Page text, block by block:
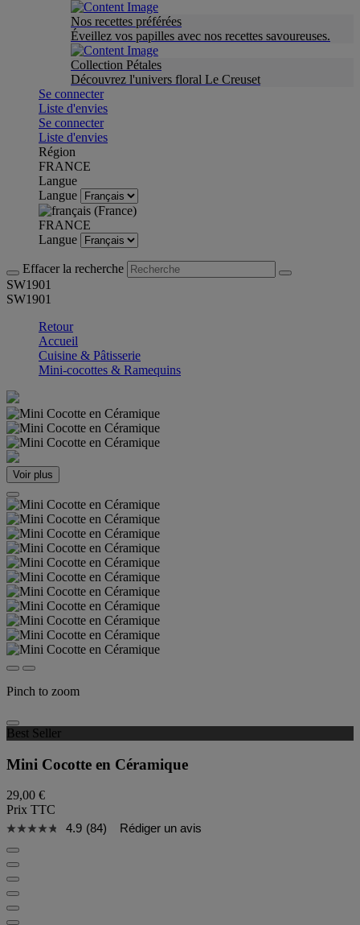
Nos recettes préférées
Éveillez vos papilles avec nos recettes savoureuses.
Collection Pétales
Découvrez l'univers floral Le Creuset
Se connecter
Liste d'envies
Se connecter
Liste d'envies
Région
FRANCE
Langue
Langue
FRANCE
Langue
Effacer la recherche
SW1901
SW1901
Retour
Accueil
Cuisine & Pâtisserie
Mini-cocottes & Ramequins
Voir plus
Pinch to zoom
Best Seller
Mini Cocotte en Céramique
29,00 €
Prix TTC
4.9 (84) Rédiger un avis